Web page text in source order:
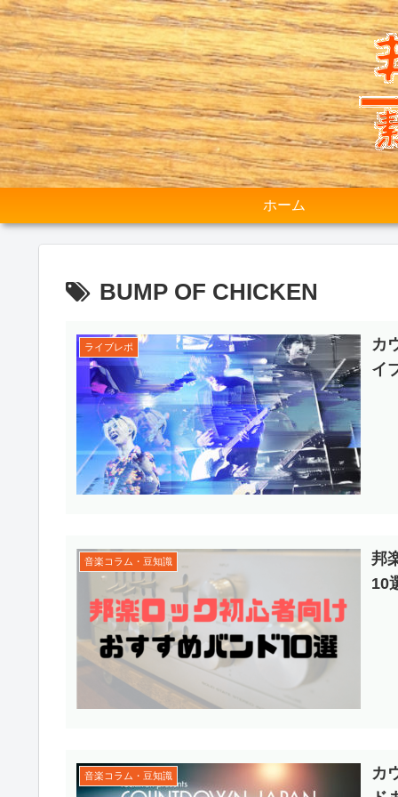
ホーム
BUMP OF CHICKEN
ライブレポ
カ
イ
音楽コラム・豆知識
邦
10
音楽コラム・豆知識
カ